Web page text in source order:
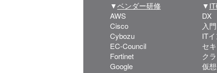
▼ベンダー研修
AWS
Cisco
Cybozu
EC-Council
Fortinet
Google
▼
DX
入
IT
セ
ク
仮